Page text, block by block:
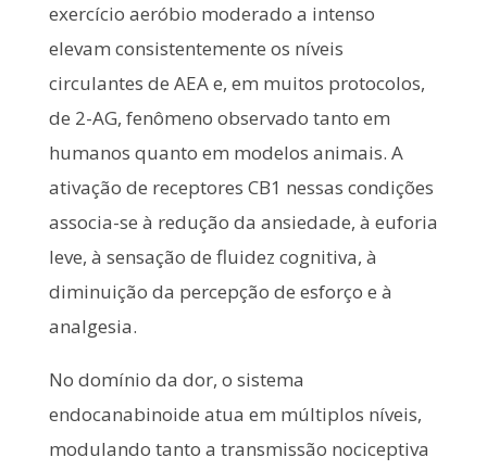
exercício aeróbio moderado a intenso
elevam consistentemente os níveis
circulantes de AEA e, em muitos protocolos,
de 2-AG, fenômeno observado tanto em
humanos quanto em modelos animais. A
ativação de receptores CB1 nessas condições
associa-se à redução da ansiedade, à euforia
leve, à sensação de fluidez cognitiva, à
diminuição da percepção de esforço e à
analgesia.
No domínio da dor, o sistema
endocanabinoide atua em múltiplos níveis,
modulando tanto a transmissão nociceptiva